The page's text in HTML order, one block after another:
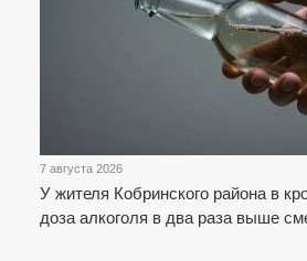
7 августа 2026
У жителя Кобринского района в
доза алкоголя в два раза выше